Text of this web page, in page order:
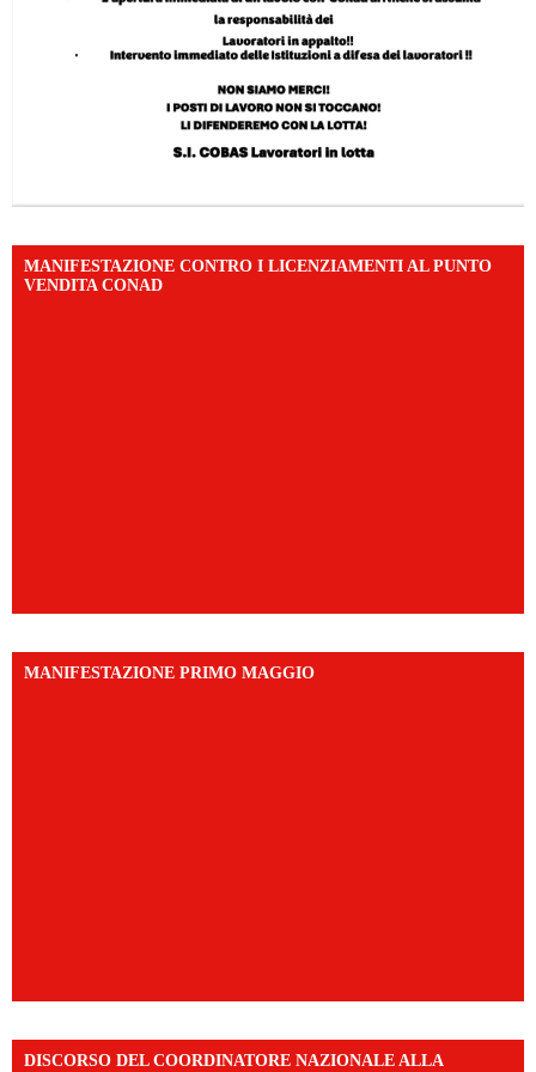
MANIFESTAZIONE CONTRO I LICENZIAMENTI AL PUNTO
VENDITA CONAD
MANIFESTAZIONE PRIMO MAGGIO
DISCORSO DEL COORDINATORE NAZIONALE ALLA